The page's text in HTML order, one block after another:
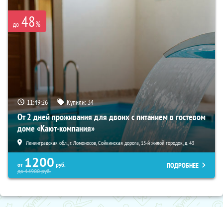
до 48%
11:49:25 Купили:34
От 2 дней проживания для двоих с питанием в гостевом
доме «Кают-компания»
Ленинградская обл., г. Ломоносов, Сойкинская дорога, 15-й жилой городок, д. 43
от 1200 руб.
до14900руб.
ПОДРОБНЕЕ